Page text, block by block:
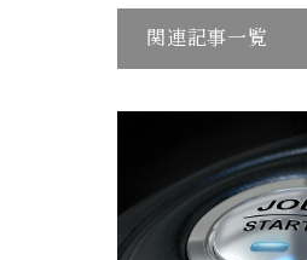
関連記事一覧